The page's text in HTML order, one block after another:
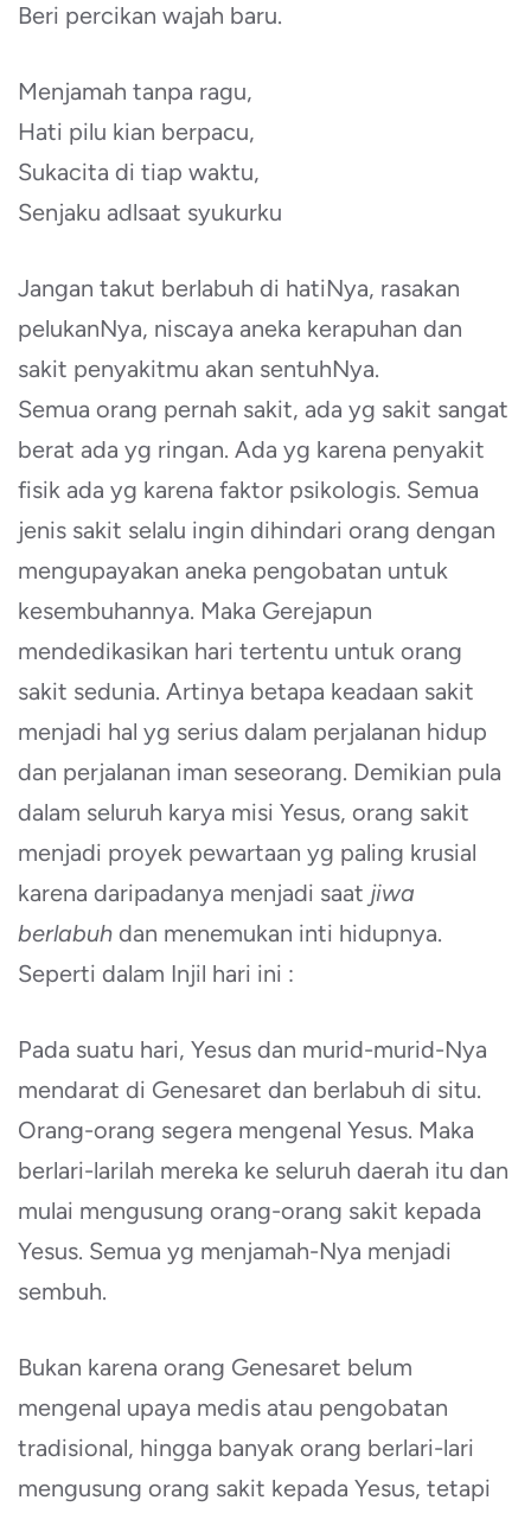
Beri percikan wajah baru.
Menjamah tanpa ragu,
Hati pilu kian berpacu,
Sukacita di tiap waktu,
Senjaku adlsaat syukurku
Jangan takut berlabuh di hatiNya, rasakan
pelukanNya, niscaya aneka kerapuhan dan
sakit penyakitmu akan sentuhNya.
Semua orang pernah sakit, ada yg sakit sangat
berat ada yg ringan. Ada yg karena penyakit
fisik ada yg karena faktor psikologis. Semua
jenis sakit selalu ingin dihindari orang dengan
mengupayakan aneka pengobatan untuk
kesembuhannya. Maka Gerejapun
mendedikasikan hari tertentu untuk orang
sakit sedunia. Artinya betapa keadaan sakit
menjadi hal yg serius dalam perjalanan hidup
dan perjalanan iman seseorang. Demikian pula
dalam seluruh karya misi Yesus, orang sakit
menjadi proyek pewartaan yg paling krusial
karena daripadanya menjadi saat jiwa
berlabuh dan menemukan inti hidupnya.
Seperti dalam Injil hari ini :
Pada suatu hari, Yesus dan murid-murid-Nya
mendarat di Genesaret dan berlabuh di situ.
Orang-orang segera mengenal Yesus. Maka
berlari-larilah mereka ke seluruh daerah itu dan
mulai mengusung orang-orang sakit kepada
Yesus. Semua yg menjamah-Nya menjadi
sembuh.
Bukan karena orang Genesaret belum
mengenal upaya medis atau pengobatan
tradisional, hingga banyak orang berlari-lari
mengusung orang sakit kepada Yesus, tetapi